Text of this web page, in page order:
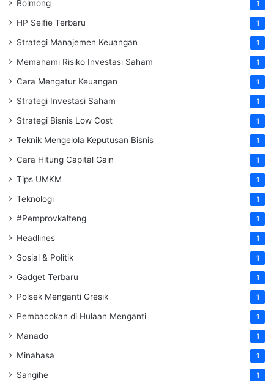
Bolmong 1
HP Selfie Terbaru 1
Strategi Manajemen Keuangan 1
Memahami Risiko Investasi Saham 1
Cara Mengatur Keuangan 1
Strategi Investasi Saham 1
Strategi Bisnis Low Cost 1
Teknik Mengelola Keputusan Bisnis 1
Cara Hitung Capital Gain 1
Tips UMKM 1
Teknologi 1
#Pemprovkalteng 1
Headlines 1
Sosial & Politik 1
Gadget Terbaru 1
Polsek Menganti Gresik 1
Pembacokan di Hulaan Menganti 1
Manado 1
Minahasa 1
Sangihe 1